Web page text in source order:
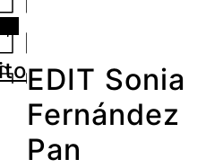
EDIT Sonia
Fernández
Pan